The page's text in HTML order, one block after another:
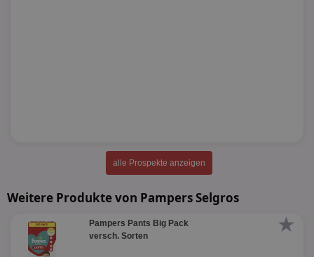
alle Prospekte anzeigen
Weitere Produkte von Pampers Selgros
★
Pampers Pants Big Pack
versch. Sorten